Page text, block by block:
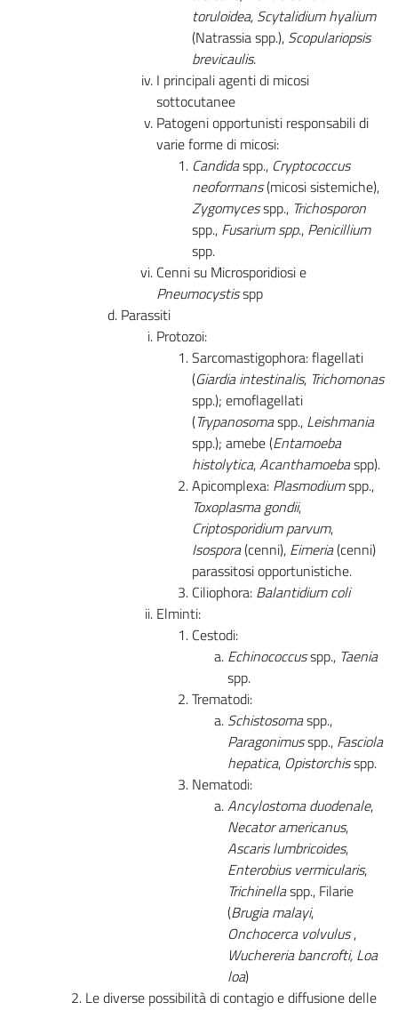
toruloidea, Scytalidium hyalium
(Natrassia spp.), Scopulariopsis
brevicaulis.
I principali agenti di micosi
sottocutanee
Patogeni opportunisti responsabili di
varie forme di micosi:
Candidaspp., Cryptococcus
neoformans(micosi sistemiche),
Zygomycesspp., Trichosporon
spp., Fusarium spp., Penicillium
spp.
Cenni su Microsporidiosi e
Pneumocystisspp
Parassiti
Protozoi:
Sarcomastigophora: flagellati
(Giardia intestinalis, Trichomonas
spp.); emoflagellati
(Trypanosomaspp., Leishmania
spp.); amebe (Entamoeba
histolytica,Acanthamoebaspp).
Apicomplexa: Plasmodiumspp.,
Toxoplasma gondii,
Criptosporidium parvum,
Isospora(cenni), Eimeria(cenni)
parassitosi opportunistiche.
Ciliophora: Balantidium coli
Elminti:
Cestodi:
Echinococcusspp., Taenia
spp.
Trematodi:
Schistosomaspp.,
Paragonimusspp., Fasciola
hepatica, Opistorchisspp.
Nematodi:
Ancylostoma duodenale,
Necator americanus,
Ascaris lumbricoides,
Enterobius vermicularis,
Trichinellaspp., Filarie
(Brugia malayi,
Onchocerca volvulus,
Wuchereria bancrofti, Loa
loa)
Le diverse possibilità di contagio e diffusione delle